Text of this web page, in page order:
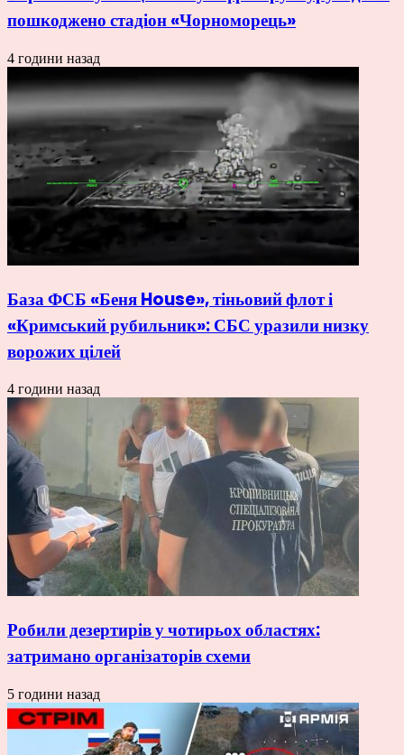
пошкоджено стадіон «Чорноморець»
4 години назад
База ФСБ «Беня House», тіньовий флот і
«Кримський рубильник»: СБС уразили низку
ворожих цілей
4 години назад
Робили дезертирів у чотирьох областях:
затримано організаторів схеми
5 години назад